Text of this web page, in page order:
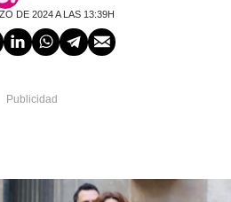
DE 2024 A LAS 13:39H